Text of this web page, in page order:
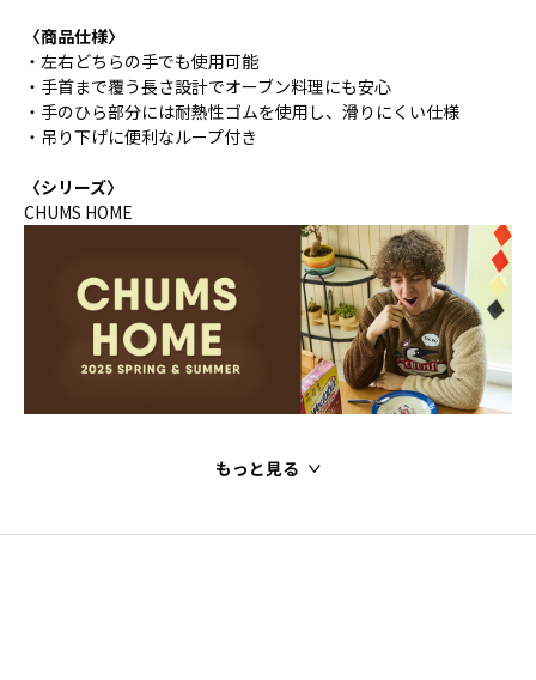
〈商品仕様〉
・左右どちらの手でも使用可能
・手首まで覆う長さ設計でオーブン料理にも安心
・手のひら部分には耐熱性ゴムを使用し、滑りにくい仕様
・吊り下げに便利なループ付き
〈シリーズ〉
CHUMS HOME
もっと見る